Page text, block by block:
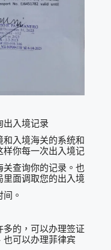
出入境记录
入境海关的系统和
你每一次出入境记
关查询你的记录。也
里面调取您的出入境
。
的，可以办理签证
可以办理菲律宾